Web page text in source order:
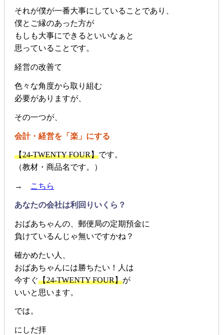
それが僕が一番大事にしていることであり、
僕とご縁のあった方が
もしも大事にできるといいなぁと
思っていることです。
経営の改善て
色々な角度から取り組む
必要がありますが、
その一つが、
会計・経営を「楽」にする
【24-TWENTY FOUR】です。
（教材・商品名です。）
→ こちら
あなたの会社は利回りいくら？
おばあちゃんの、郵便局の定期預金に
負けているんじゃ無いですかね？
確かめたい人、
おばあちゃんには勝ちたい！人は
今すぐ【24-TWENTY FOUR】が
いいと思います。
では。
にしだ拝